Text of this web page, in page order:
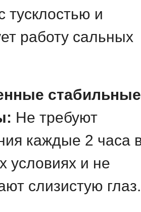
тусклостью и
работу сальных
стабильные
Не требуют
каждые 2 часа
условиях и не
слизистую глаз.